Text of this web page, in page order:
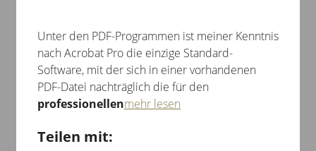
Unter den PDF-Programmen ist meiner Kenntnis
nach Acrobat Pro die einzige Standard-
Software, mit der sich in einer vorhandenen
PDF-Datei nachträglich die für den
professionellenmehr lesen
Teilen mit: